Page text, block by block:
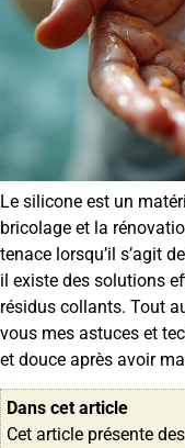
Le silicone est un
bricolage et la
tenace lorsqu’il s’agit
il existe des solutions
résidus collants. Tout
vous mes astuces et
et douce après avoir
Dans cet article
Cet article présente